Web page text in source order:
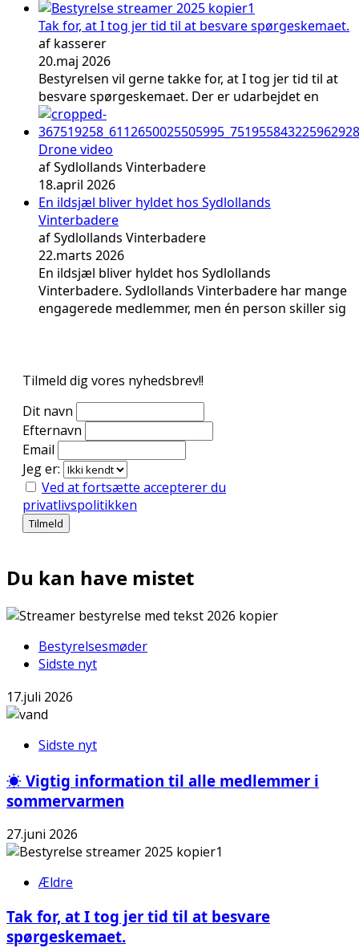
Tak for, at I tog jer tid til at besvare spørgeskemaet.
af kasserer
20.maj 2026
Bestyrelsen vil gerne takke for, at I tog jer tid til at
besvare spørgeskemaet. Der er udarbejdet en
Drone video
af Sydlollands Vinterbadere
18.april 2026
En ildsjæl bliver hyldet hos Sydlollands
Vinterbadere
af Sydlollands Vinterbadere
22.marts 2026
En ildsjæl bliver hyldet hos Sydlollands
Vinterbadere. Sydlollands Vinterbadere har mange
engagerede medlemmer, men én person skiller sig
Tilmeld dig vores nyhedsbrev!!
Dit navn
Efternavn
Email
Jeg er:
Ved at fortsætte accepterer du
privatlivspolitikken
Du kan have mistet
Bestyrelsesmøder
Sidste nyt
17.juli 2026
Sidste nyt
☀️ Vigtig information til alle medlemmer i
sommervarmen
27.juni 2026
Ældre
Tak for, at I tog jer tid til at besvare
spørgeskemaet.